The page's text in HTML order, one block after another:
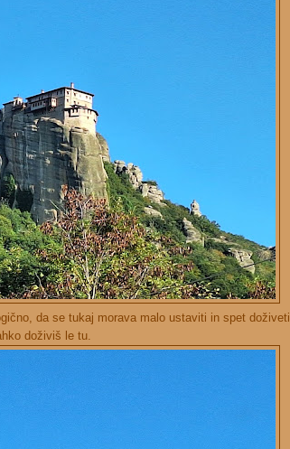
da se tukaj morava malo ustaviti in spet doživeti
doživiš le tu.